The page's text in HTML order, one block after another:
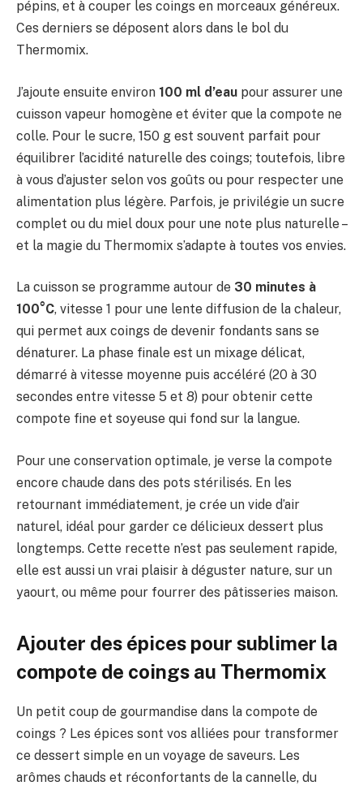
pépins, et à couper les coings en morceaux généreux.
Ces derniers se déposent alors dans le bol du
Thermomix.
J’ajoute ensuite environ 100 ml d’eau pour assurer une
cuisson vapeur homogène et éviter que la compote ne
colle. Pour le sucre, 150 g est souvent parfait pour
équilibrer l’acidité naturelle des coings; toutefois, libre
à vous d’ajuster selon vos goûts ou pour respecter une
alimentation plus légère. Parfois, je privilégie un sucre
complet ou du miel doux pour une note plus naturelle –
et la magie du Thermomix s’adapte à toutes vos envies.
La cuisson se programme autour de 30 minutes à
100°C, vitesse 1 pour une lente diffusion de la chaleur,
qui permet aux coings de devenir fondants sans se
dénaturer. La phase finale est un mixage délicat,
démarré à vitesse moyenne puis accéléré (20 à 30
secondes entre vitesse 5 et 8) pour obtenir cette
compote fine et soyeuse qui fond sur la langue.
Pour une conservation optimale, je verse la compote
encore chaude dans des pots stérilisés. En les
retournant immédiatement, je crée un vide d’air
naturel, idéal pour garder ce délicieux dessert plus
longtemps. Cette recette n’est pas seulement rapide,
elle est aussi un vrai plaisir à déguster nature, sur un
yaourt, ou même pour fourrer des pâtisseries maison.
Ajouter des épices pour sublimer la
compote de coings au Thermomix
Un petit coup de gourmandise dans la compote de
coings ? Les épices sont vos alliées pour transformer
ce dessert simple en un voyage de saveurs. Les
arômes chauds et réconfortants de la cannelle, du